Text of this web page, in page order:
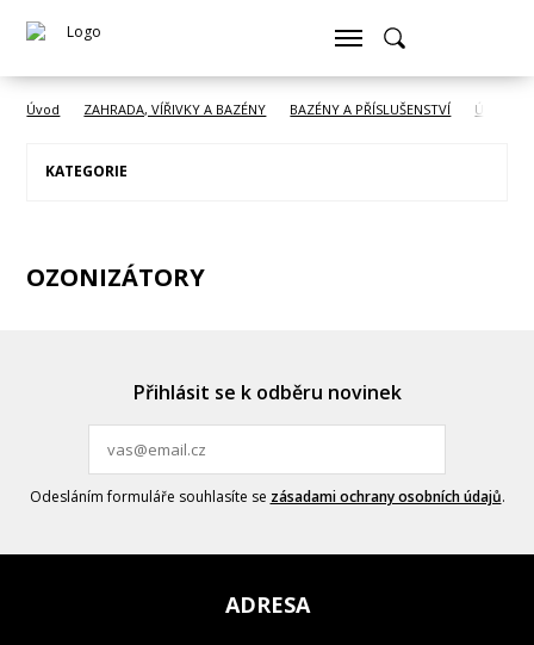
Úvod ZAHRADA, VÍŘIVKY A BAZÉNY BAZÉNY A PŘÍSLUŠENSTVÍ Údržba
KATEGORIE
OZONIZÁTORY
Přihlásit se k odběru novinek
Odesláním formuláře souhlasíte se zásadami ochrany osobních údajů.
ADRESA